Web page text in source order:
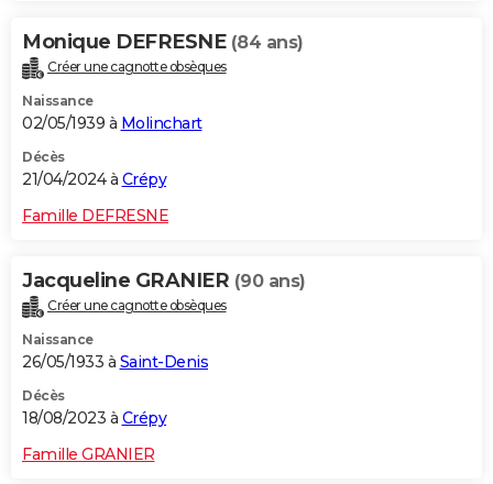
Monique DEFRESNE (84 ans)
Créer une cagnotte obsèques
Naissance
02/05/1939 à Molinchart
Décès
21/04/2024 à Crépy
Famille DEFRESNE
Jacqueline GRANIER (90 ans)
Créer une cagnotte obsèques
Naissance
26/05/1933 à Saint-Denis
Décès
18/08/2023 à Crépy
Famille GRANIER